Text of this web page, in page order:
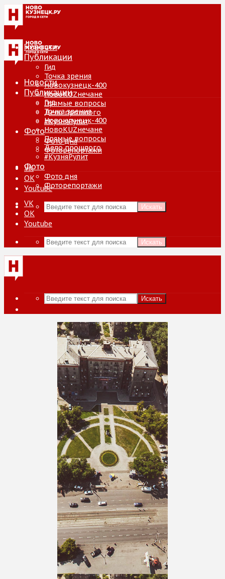
Новости
Публикации
Гид
Точка зрения
Новокузнецк-400
НовоKUZнечане
Прямые вопросы
Дело прошлого
#КузняРулит
Фото
Фото дня
Фоторепортажи
VK
ОК
Youtube
Искать
Новости
Публикации
Гид
Точка зрения
Новокузнецк-400
НовоKUZнечане
Прямые вопросы
Дело прошлого
#КузняРулит
Фото
Фото дня
Фоторепортажи
VK
ОК
Youtube
Искать
Искать